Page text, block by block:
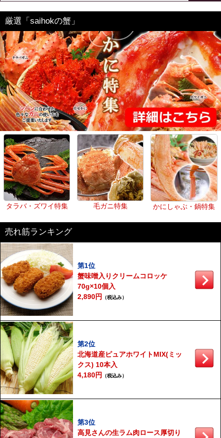
厳選「saihokの蟹」
タラバ・ズワイ特集 毛ガニ特集 かにしゃぶ・鍋特集
売れ筋ランキング
第1位
蟹味噌入りクリームコロッケ
70g×10個入
2,890円
（税込み）
第2位
北海道産ピュアホワイトMIX(ミッ
クス) 10本入
4,180円
（税込み）
第3位
高見さんの生ラム肉ロース厚切り